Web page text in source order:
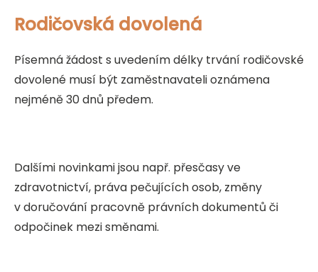
Rodičovská dovolená
Písemná žádost s uvedením délky trvání rodičovské
dovolené musí být zaměstnavateli oznámena
nejméně 30 dnů předem.
Dalšími novinkami jsou např. přesčasy ve
zdravotnictví, práva pečujících osob, změny
v doručování pracovně právních dokumentů či
odpočinek mezi směnami.